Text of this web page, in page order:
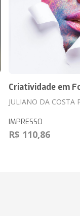
Criatividade em
JULIANO DA COSTA
IMPRESSO
R$ 110,86